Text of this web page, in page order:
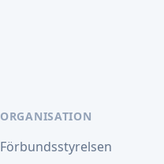
ORGANISATION
Förbundsstyrelsen